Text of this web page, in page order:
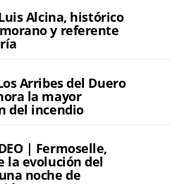
Alcina, histórico
y referente
Arribes del Duero
la mayor
del incendio
| Fermoselle,
la evolución del
noche de